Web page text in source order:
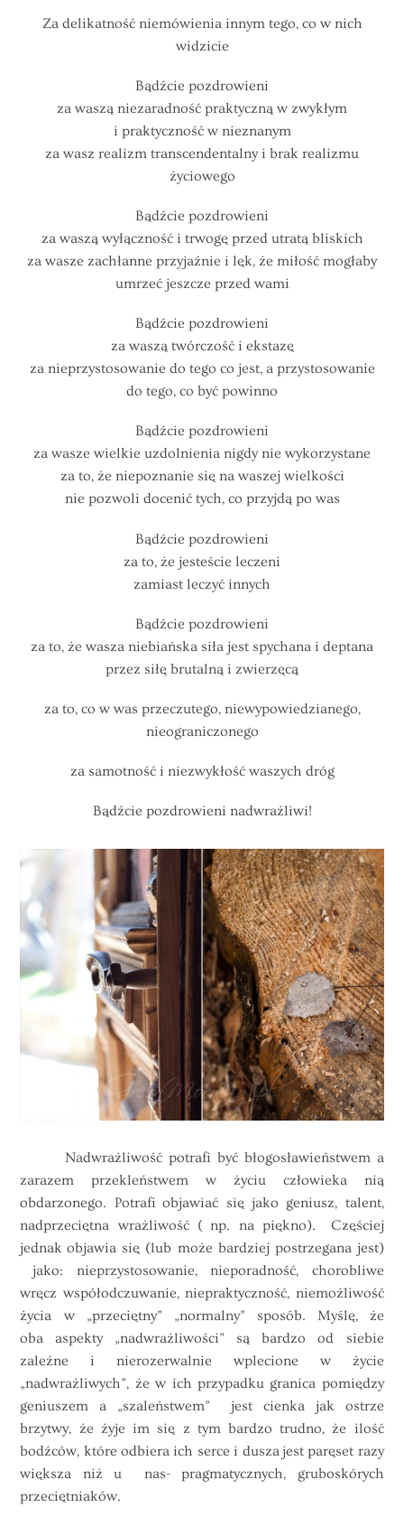
Za delikatność niemówienia innym tego, co w nich
widzicie
Bądźcie pozdrowieni
za waszą niezaradność praktyczną w zwykłym
i praktyczność w nieznanym
za wasz realizm transcendentalny i brak realizmu
życiowego
Bądźcie pozdrowieni
za waszą wyłączność i trwogę przed utratą bliskich
za wasze zachłanne przyjaźnie i lęk, że miłość mogłaby
umrzeć jeszcze przed wami
Bądźcie pozdrowieni
za waszą twórczość i ekstazę
za nieprzystosowanie do tego co jest, a przystosowanie
do tego, co być powinno
Bądźcie pozdrowieni
za wasze wielkie uzdolnienia nigdy nie wykorzystane
za to, że niepoznanie się na waszej wielkości
nie pozwoli docenić tych, co przyjdą po was
Bądźcie pozdrowieni
za to, że jesteście leczeni
zamiast leczyć innych
Bądźcie pozdrowieni
za to, że wasza niebiańska siła jest spychana i deptana
przez siłę brutalną i zwierzęcą
za to, co w was przeczutego, niewypowiedzianego,
nieograniczonego
za samotność i niezwykłość waszych dróg
Bądźcie pozdrowieni nadwrażliwi!
Nadwrażliwość potrafi być błogosławieństwem a
zarazem przekleństwem w życiu człowieka nią
obdarzonego. Potrafi objawiać się jako geniusz, talent,
nadprzeciętna wrażliwość ( np. na piękno). Częściej
jednak objawia się (lub może bardziej postrzegana jest)
jako: nieprzystosowanie, nieporadność, chorobliwe
wręcz współodczuwanie, niepraktyczność, niemożliwość
życia w „przeciętny” „normalny” sposób. Myślę, że
oba aspekty „nadwrażliwości” są bardzo od siebie
zależne i nierozerwalnie wplecione w życie
„nadwrażliwych”, że w ich przypadku granica pomiędzy
geniuszem a „szaleństwem” jest cienka jak ostrze
brzytwy, że żyje im się z tym bardzo trudno, że ilość
bodźców, które odbiera ich serce i dusza jest paręset razy
większa niż u nas- pragmatycznych, gruboskórych
przeciętniaków.